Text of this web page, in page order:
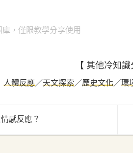
，僅限教學分享使用
【 其他冷知識
人體反應／天文探索／歷史文化／環
感反應？